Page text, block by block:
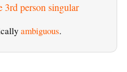
3rd person singular
ambiguous.